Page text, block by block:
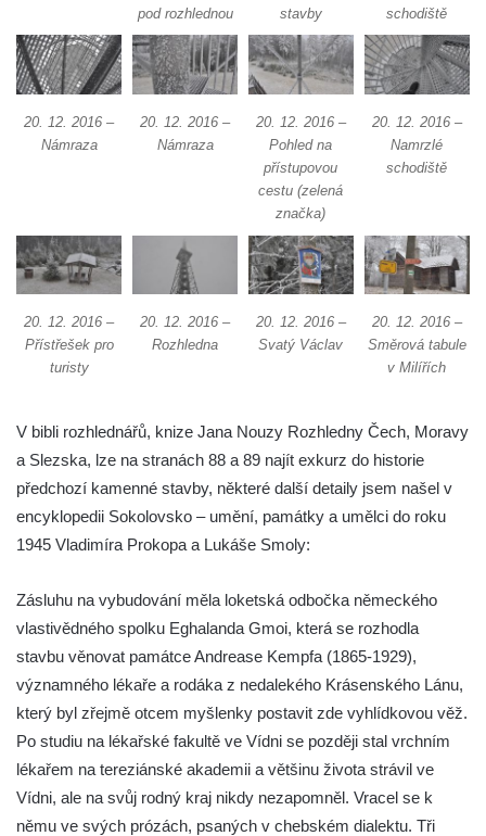
Vyhlídka u Lückendorfu II
Vyhlídka u Lückendorfu I
Vyhlídka pod Kolištěm II
Vyhlídka pod Kolištěm
Vyhlídka u Köglerova kříže na Kamenné
Vyhlídka v Dolní Chřibské
Vyhlídka nad Údolím samoty
Vyhlídka u Perníkové stráže mezi Údolím
samoty a Údolím vzdechů
Vyhlídka v ulici Legionářů v Mělníku
v Nové Vsi-Teplicích
Údajná vyhlídka pod Širokým vrchem
Boreč – vyhlídka k východu
Vyhlídková věž archeoparku Na Jánu u
Netolic
Vyhlídka Supí vrch
Vyhlídka u kaple v Jirchářích na Doksanské
cestě
Vyhlídka Harrachova skála
pod rozhlednou
stavby
schodiště
20. 12. 2016 –
Námraza
20. 12. 2016 –
Námraza
20. 12. 2016 –
Pohled na
přístupovou
cestu (zelená
značka)
20. 12. 2016 –
Namrzlé
schodiště
20. 12. 2016 –
Přístřešek pro
turisty
20. 12. 2016 –
Rozhledna
20. 12. 2016 –
Svatý Václav
20. 12. 2016 –
Směrová tabule
v Milířích
V bibli rozhlednářů, knize Jana Nouzy Rozhledny Čech, Moravy
a Slezska, lze na stranách 88 a 89 najít exkurz do historie
předchozí kamenné stavby, některé další detaily jsem našel v
encyklopedii Sokolovsko – umění, památky a umělci do roku
1945 Vladimíra Prokopa a Lukáše Smoly:
Zásluhu na vybudování měla loketská odbočka německého
vlastivědného spolku Eghalanda Gmoi, která se rozhodla
stavbu věnovat památce Andrease Kempfa (1865-1929),
významného lékaře a rodáka z nedalekého Krásenského Lánu,
který byl zřejmě otcem myšlenky postavit zde vyhlídkovou věž.
Po studiu na lékařské fakultě ve Vídni se později stal vrchním
lékařem na tereziánské akademii a většinu života strávil ve
Vídni, ale na svůj rodný kraj nikdy nezapomněl. Vracel se k
němu ve svých prózách, psaných v chebském dialektu. Tři